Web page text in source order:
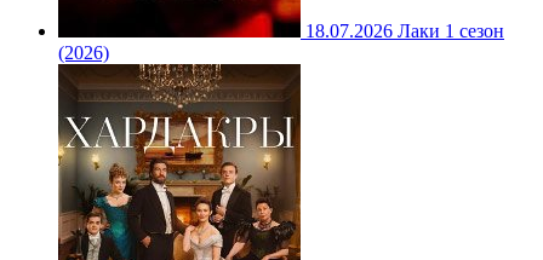
18.07.2026 Лаки 1 сезон
(2026)